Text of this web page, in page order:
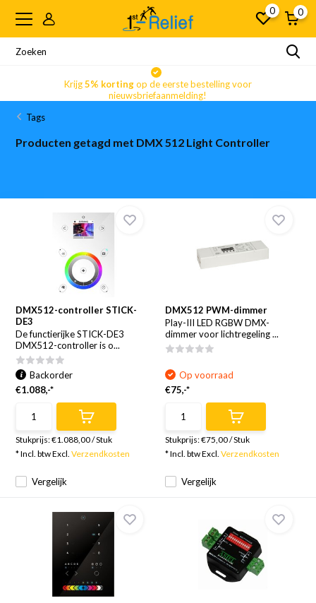
0 0
Krijg5% kortingop de eerste bestelling voor
nieuwsbriefaanmelding!
Tags
Producten getagd met DMX 512 Light Controller
DMX512-controller STICK-
DE3
De functierijke STICK-DE3
DMX512-controller is o...
Vergelijk
Backorder
€1.088,-*
Stukprijs:€1.088,00/Stuk
* Incl. btw Excl.Verzendkosten
DMX512 PWM-dimmer
Play-III LED RGBW DMX-
dimmer voor lichtregeling ...
Vergelijk
Op voorraad
€75,-*
Stukprijs:€75,00/Stuk
* Incl. btw Excl. Verzendkosten